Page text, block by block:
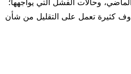
وحالات الفشل التي يواجهها؛
كثيرة تعمل على التقليل من شأن